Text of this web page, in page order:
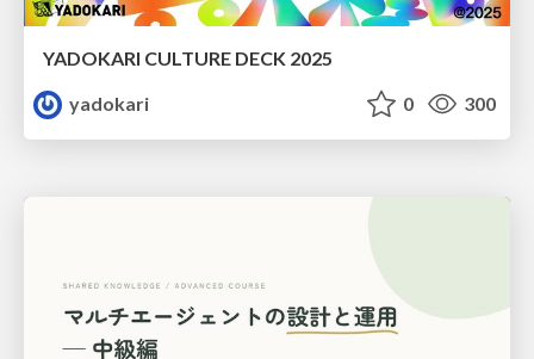
YADOKARI CULTURE DECK 2025
yadokari
0 300